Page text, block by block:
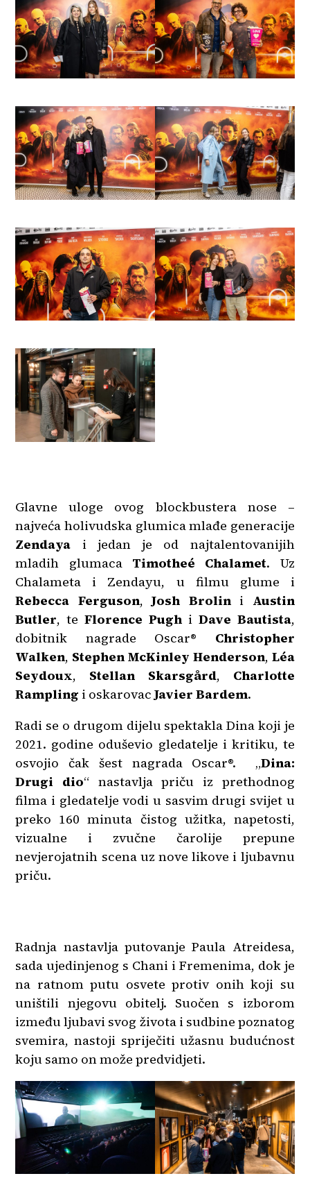
Glavne uloge ovog blockbustera nose –
najveća holivudska glumica mlađe generacije
Zendaya i jedan je od najtalentovanijih
mladih glumacaTimotheé Chalamet. Uz
Chalameta i Zendayu, u filmu glume i
Rebecca Ferguson,Josh Brolini Austin
Butler, teFlorence Pugh i Dave Bautista,
dobitnik nagrade Oscar® Christopher
Walken, Stephen McKinley Henderson, Léa
Seydoux, Stellan Skarsgård, Charlotte
Rampling i oskarovacJavier Bardem.
Radi se o drugom dijelu spektakla Dina koji je
2021. godine oduševio gledatelje i kritiku, te
osvojio čak šest nagrada Oscar®. „Dina:
Drugi dio“ nastavlja priču iz prethodnog
filma i gledatelje vodi u sasvim drugi svijet u
preko 160 minuta čistog užitka, napetosti,
vizualne i zvučne čarolije prepune
nevjerojatnih scena uz nove likove i ljubavnu
priču.
Radnja nastavlja putovanje Paula Atreidesa,
sada ujedinjenog s Chani i Fremenima, dok je
na ratnom putu osvete protiv onih koji su
uništili njegovu obitelj. Suočen s izborom
između ljubavi svog života i sudbine poznatog
svemira, nastoji spriječiti užasnu budućnost
koju samo on može predvidjeti.